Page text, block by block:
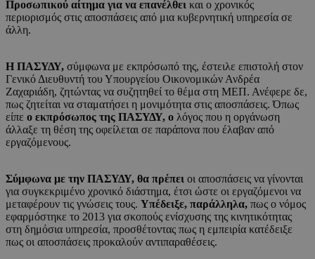
Προσωπικού αίτημα για να επανέλθει και ο χρονικός
περιορισμός στις αποσπάσεις από μια κυβερνητική υπηρεσία σε
άλλη.
Η ΠΑΣΥΔΥ, σύμφωνα με εκπρόσωπό της, έστειλε επιστολή στον
Γενικό Διευθυντή του Υπουργείου Οικονομικών Ανδρέα
Ζαχαριάδη, ζητώντας να συζητηθεί το θέμα στη ΜΕΠ. Ανέφερε δε,
πως ζητείται να σταματήσει η μονιμότητα στις αποσπάσεις. Όπως
είπε ο εκπρόσωπος της ΠΑΣΥΔΥ, ο λόγος που η οργάνωση
άλλαξε τη θέση της οφείλεται σε παράπονα που έλαβαν από
εργαζόμενους.
Σύμφωνα με την ΠΑΣΥΔΥ, θα πρέπει οι αποσπάσεις να γίνονται
για συγκεκριμένο χρονικό διάστημα, έτσι ώστε οι εργαζόμενοι να
μεταφέρουν τις γνώσεις τους. Υπέδειξε, παράλληλα, πως ο νόμος
εφαρμόστηκε το 2013 για σκοπούς ενίσχυσης της κινητικότητας
στη δημόσια υπηρεσία, προσθέτοντας πως η εμπειρία κατέδειξε
πως οι αποσπάσεις προκαλούν αντιπαραθέσεις.